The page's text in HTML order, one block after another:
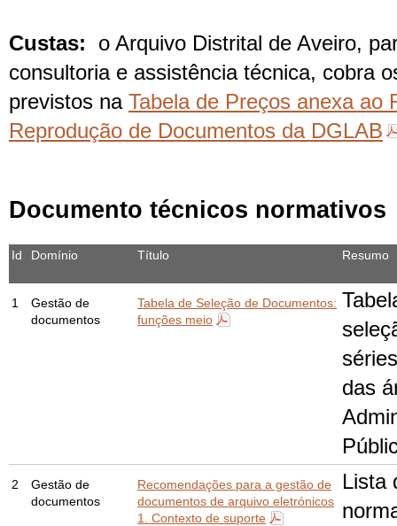
Custas:
o Arquivo Distrital de Aveiro,
consultoria e assistência técnica, cobra
previstos na Tabela de Preços anexa ao
Reprodução de Documentos da DGLAB
Documento técnicos normativos
Id Domínio Título Resumo
1
Gestão de
documentos
Tabela de Seleção de Documentos:
funções meio
das
2
Gestão de
documentos
Recomendações para a gestão de
documentos de arquivo eletrónicos
1. Contexto de suporte
Lista